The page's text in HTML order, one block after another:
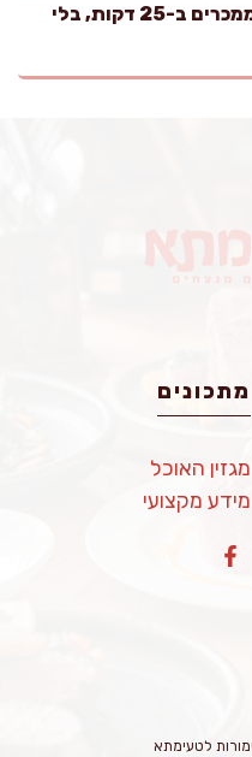
חצילים מטוגנים בקמח וביצה ממכרים ב-25 דקות, בלי
מתכונים
מגזין האוכל
מידע מקצועי